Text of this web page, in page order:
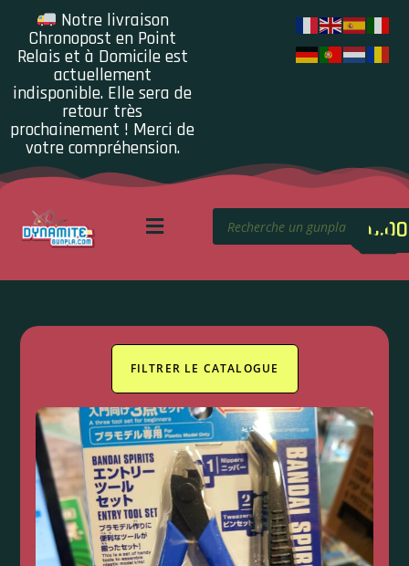
Notre livraison
Chronopost en Point
Relais et à Domicile est
actuellement
indisponible. Elle sera de
retour très
prochainement ! Merci de
votre compréhension.
0.00
FILTRER LE CATALOGUE